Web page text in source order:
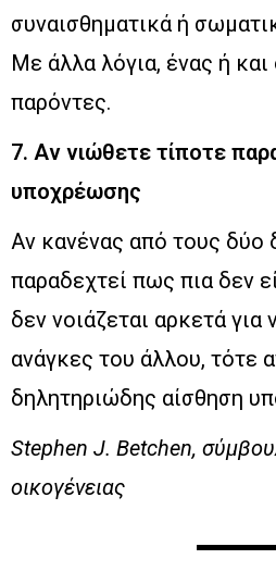
συναισθηματικά ή
Με άλλα λόγια, ένας ή και
παρόντες.
7. Αν νιώθετε τίποτε
υποχρέωσης
Αν κανένας από τους δύο
παραδεχτεί πως πια δεν
δεν νοιάζεται αρκετά για
ανάγκες του άλλου, τότε
δηλητηριώδης αίσθηση
Stephen J. Betchen,
οικογένειας